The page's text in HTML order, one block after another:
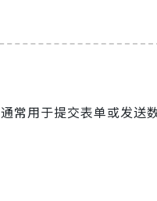
常用于提交表单或发送